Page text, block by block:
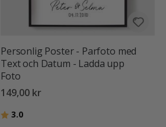
Personlig Poster - Parfoto med
Text och Datum - Ladda upp
Foto
149,00 kr
Betyg:
3.0